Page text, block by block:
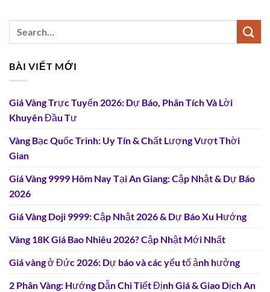
BÀI VIẾT MỚI
Giá Vàng Trực Tuyến 2026: Dự Báo, Phân Tích Và Lời
Khuyên Đầu Tư
Vàng Bạc Quốc Trinh: Uy Tín & Chất Lượng Vượt Thời
Gian
Giá Vàng 9999 Hôm Nay Tại An Giang: Cập Nhật & Dự Báo
2026
Giá Vàng Doji 9999: Cập Nhật 2026 & Dự Báo Xu Hướng
Vàng 18K Giá Bao Nhiêu 2026? Cập Nhật Mới Nhất
Giá vàng ở Đức 2026: Dự báo và các yếu tố ảnh hưởng
2 Phân Vàng: Hướng Dẫn Chi Tiết Định Giá & Giao Dịch An